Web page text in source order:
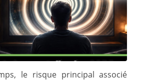
le risque principal associé